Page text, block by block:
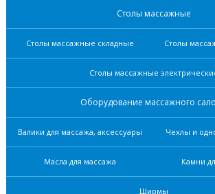
Столы массажные
Столы массажные складные Столы
Столы массажные
Оборудование массажного
Валики для массажа, аксессуары Чехлы и
Масла для массажа Камни
Ширмы